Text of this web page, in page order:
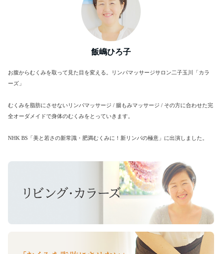
飯嶋ひろ子
お腹からむくみを取って見た目を変える。リンパマッサージサロン二子玉川「カラ
ーズ」
むくみを脂肪にさせないリンパマッサージ / 腸もみマッサージ / その方に合わせた完
全オーダメイドで身体のむくみをとっていきます。
NHK BS「美と若さの新常識・肥満むくみに！新リンパの極意」に出演しました。